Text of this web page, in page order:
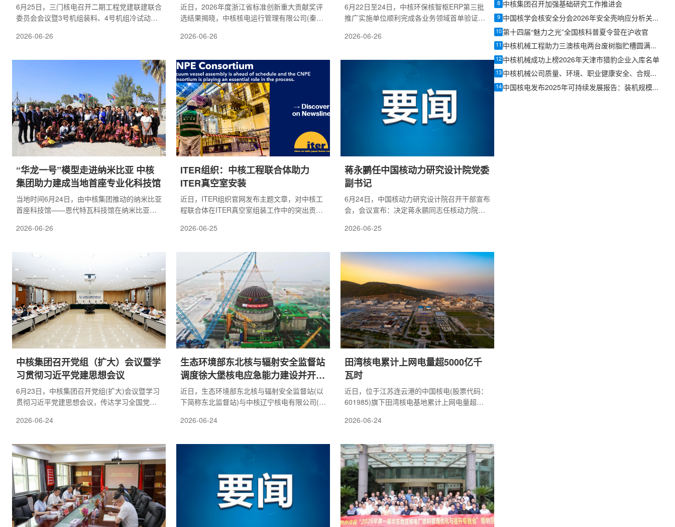
6月25日，三门核电召开二期工程党建联建联合
委员会会议暨3号机组装料、4号机组冷试动员
金毅、副总经理王昌科出席会议，副总经理邹
院、华东电力设计院、中核五公司、中核二
二、浙江火电、国核设备等三门核电二期工程
党建联建联合委员会委员出席本次会议。会议
集中学习了习近平党建思想，系统总结了三门
核电二期工程开工以来在安全、质量、进度等
方面取得...
2026-06-26
近日，2026年度浙江省标准创新重大贡献奖评
选结果揭晓，中核核电运行管理有限公司(秦山
则》(ISO 23467:2020)成功上榜，斩获浙江省
领域首项ISO国际标准，依托秦山核电丰富的运
维经验研发而成。项目团队全球首创冰塞隔离
理论体系，创新液氮梯级利用技术，大幅提升
资源利用率，配套智能装置实现管道检修安全
隔离，核心技术达到国际领先水平。目前，该
标准被英国、比...
2026-06-26
6月22日至24日，中核环保核智枢ERP第三批
推广实施单位顺利完成各业务领域首单验证，
次上线单位包含中辐院、中核环境、湖南宏华
视集团公司核智枢ERP推广实施项目，自2024
年11月正式启动以来，积极构建有效组织，统
筹各单位项目实施工作，高...
2026-06-26
“华龙一号”模型走进纳米比亚 中核
集团助力建成当地首座专业化科技馆
当地时间6月24日，由中核集团推动的纳米比亚
首座科技馆——恩代特瓦科技馆在纳米比亚翁
博・南迪-恩代特瓦名字命名，由中核集团旗下
捐赠73套科普展教模型。总统到场参观项目并
使衔参赞沈健，中核集团董事、总经理张涛，
中国科技发展基金会副秘书长靳一楠，纳米比
亚教育部长桑内特·L·斯滕坎普等各界嘉宾出席
活动。本次...
2026-06-26
ITER组织：中核工程联合体助力
ITER真空室安装
近日，ITER组织官网发布主题文章，对中核工
程联合体在ITER真空室组装工作中的突出贡献
与ITER项目以来，在扇区模块组装、工期优化
鞭：中核工程联合体助力ITER真空室安装
Galloping ahead in the Year of the Horse得益
于经验积累、团队协同配合与流程持续优化，
ITER主机安装过程中一项最为复杂的真空室安
装工作持续超前于计划推进。在这支工作团队
中，中核工程联...
2026-06-25
蒋永鹂任中国核动力研究设计院党委
副书记
6月24日，中国核动力研究设计院召开干部宣布
会，会议宣布：决定蒋永鹂同志任核动力院党
族，中共党员。2016年3月任中核新能党委副
书记，2021年12月任核动力院纪委书记，2025
年3月兼任中核集团西部区域监督执纪协作中心
主任，2026年6月任核动力院党委副书记。...
2026-06-25
中核集团召开党组（扩大）会议暨学
习贯彻习近平党建思想会议
6月23日，中核集团召开党组(扩大)会议暨学习
贯彻习近平党建思想会议，传达学习全国党建
习贯彻习近平党建思想会议精神，对集团公司
集团公司党组书记、董事长申彦锋主持会议并
讲话，党组副书记、董事刘建平，驻集团纪检
监察组组长、集团党组成员张越，党组成员、
副总经理张凯、辛锋、陈军利出席会议。会议
认为，习近平党建思想是坚持把马克思主义基
本原理同中...
2026-06-24
生态环境部东北核与辐射安全监督站
调度徐大堡核电应急能力建设并开展
专题交流
近日，生态环境部东北核与辐射安全监督站(以
下简称东北监督站)与中核辽宁核电有限公司(以
绕营运单位核应急能力建设、预案管理、实战
估发现问题整改落实成效。交流环节，营运单
位系统介绍了应急组织架构、应急预案及配套
2026-06-24
田湾核电累计上网电量超5000亿千
瓦时
近日，位于江苏连云港的中国核电(股票代码：
601985)旗下田湾核电基地累计上网电量超
吨，减排二氧化碳超4亿吨，可供超1.36亿户中
运行2.9年，为区域能源结构转型、双碳目标落
地提供了坚实有力的电力支撑。作为大型清洁
能源基地，田湾核电基地规划建设8台百万千瓦
级核电机组，目前6台机组建成投产，2台机组
正稳步推进工程建设。目前，田湾核电自建2条
220千伏保安电源，与基地...
2026-06-24
8 中核集团召开加强基础研究工作推进会
9 中国核学会核安全分会2026年安全壳响应分析关键问题技术交流会成功召开
10 第十四届“魅力之光”全国核科普夏令营在沪收官
11 中核机械工程助力三澳核电两台废树脂贮槽圆满完成吊装
12 中核机械成功上榜2026年天津市猎豹企业入库名单
13 中核机械公司质量、环境、职业健康安全、合规、能源五个管理体系顺利通过认证审核
14 中国核电发布2025年可持续发展报告：装机规模稳步增长，绿色发展成效显著